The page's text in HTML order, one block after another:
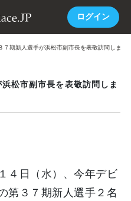
ログイン
７期新人選手が浜松市副市長を表敬訪問しまし
松市副市長を表敬訪問しま
４日（水）、今年デビ
第３７期新人選手２名